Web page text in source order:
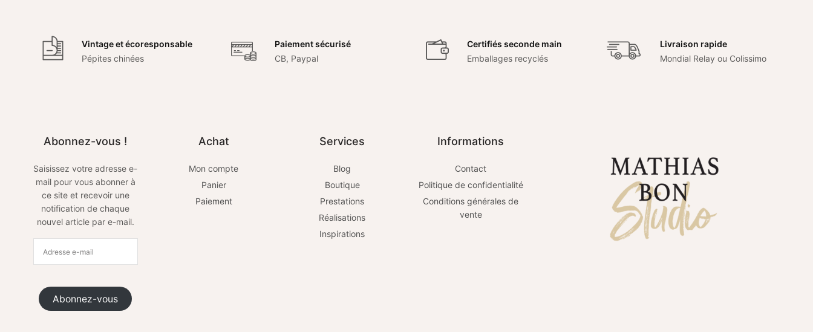
Vintage et écoresponsable
Pépites chinées
Paiement sécurisé
CB, Paypal
Certifiés seconde main
Emballages recyclés
Livraison rapide
Mondial Relay ou Colissimo
Abonnez-vous !
Saisissez votre adresse e-
mail pour vous abonner à
ce site et recevoir une
notification de chaque
nouvel article par e-mail.
Abonnez-vous
Achat
Mon compte
Panier
Paiement
Services
Blog
Boutique
Prestations
Réalisations
Inspirations
Informations
Contact
Politique de confidentialité
Conditions générales de
vente